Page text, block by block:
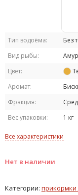
Тип водоёма:
Без
Вид рыбы:
Цвет:
Аромат:
Фракция:
Вес упаковки:
1 кг
Все характеристики
Нет в наличии
Категории: прикормки